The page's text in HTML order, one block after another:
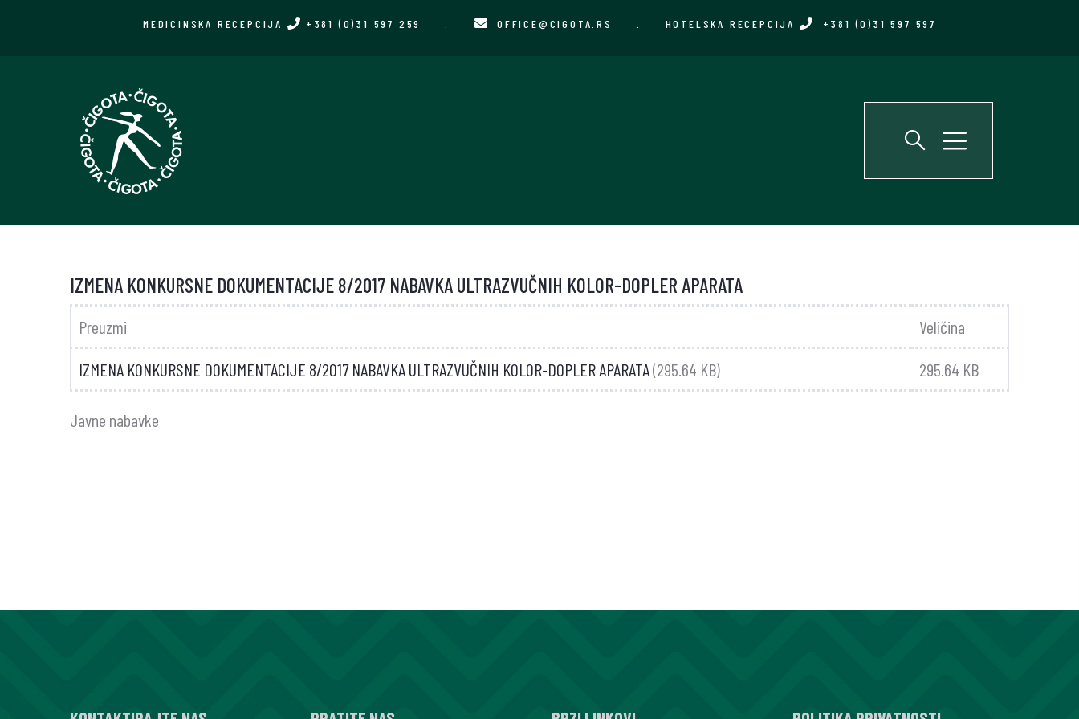
MEDICINSKA RECEPCIJA +381 (0)31 597 259 OFFICE@CIGOTA.RS HOTELSKA RECEPCIJA +381 (0)31 597 597
IZMENA KONKURSNE DOKUMENTACIJE 8/2017 NABAVKA ULTRAZVUČNIH KOLOR-DOPLER APARATA
Preuzmi Veličina
IZMENA KONKURSNE DOKUMENTACIJE 8/2017 NABAVKA ULTRAZVUČNIH KOLOR-DOPLER APARATA(295.64 KB) 295.64 KB
Javne nabavke